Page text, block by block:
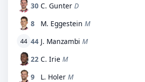
30 C. Gunter D
8
M. Eggestein M
44 44 J. Manzambi M
22 C. Irie M
9
L. Holer M